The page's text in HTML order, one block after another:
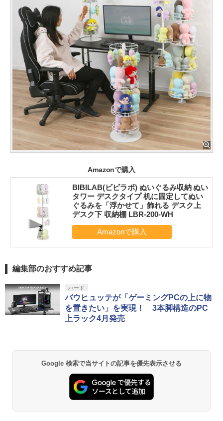
Amazonで購入
BIBILAB(ビビラボ) ぬいぐるみ収納 ぬい
タワー デスクタイプ 机に固定してぬい
ぐるみを「浮かせて」飾れる デスク上
デスク下 収納棚 LBR-200-WH
編集部のおすすめ記事
ハード
バウヒュッテが「ゲーミングPCの上に物
を置きたい」を実現！ 3本脚構造のPC
上ラック4月発売
Google 検索で当サイトの記事を優先表示させる